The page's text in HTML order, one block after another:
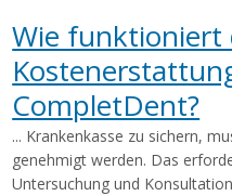
Wie funktioniert
CompletDent?
... Krankenkasse zu sichern,
genehmigt werden. Das
Untersuchung und